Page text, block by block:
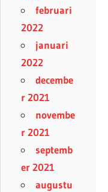
februari
2022
januari
2022
decembe
r 2021
novembe
r 2021
septemb
er 2021
augustu